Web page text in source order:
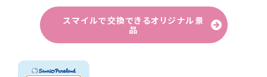
スマイルで交換できるオリジナル景
品